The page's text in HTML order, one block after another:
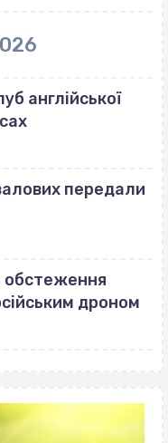
англійської
передали
обстеження
дроном